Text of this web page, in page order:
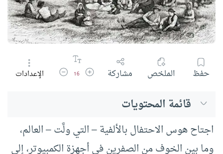
حفظ الملخص مشاركة زيادة حجم الخط
16 تقليل حجم الخط
الإعدادات
قائمة المحتويات
اجتاح هوس الاحتفال بالألفية – التي ولَّت – العالم،
وما بين الخوف من الصفرين في أجهزة الكمبيوتر، إلى